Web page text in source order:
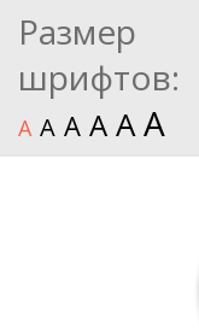
Размер
шрифтов:
A A A A AA